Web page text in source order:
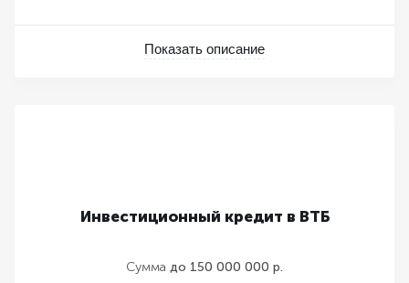
Показать описание
Инвестиционный кредит в ВТБ
Сумма до 150 000 000 р.